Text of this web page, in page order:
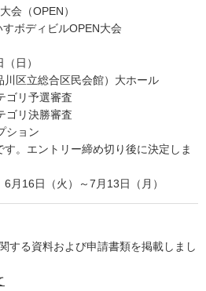
（OPEN）
ボディビルOPEN大会
日）
立総合区民会館）大ホール
リ予選審査
決勝審査
ン
トリー締め切り後に決定しま
日（火）～7月13日（月）
る資料および申請書類を掲載しまし